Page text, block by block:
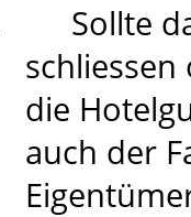
Sollte
die
auch der